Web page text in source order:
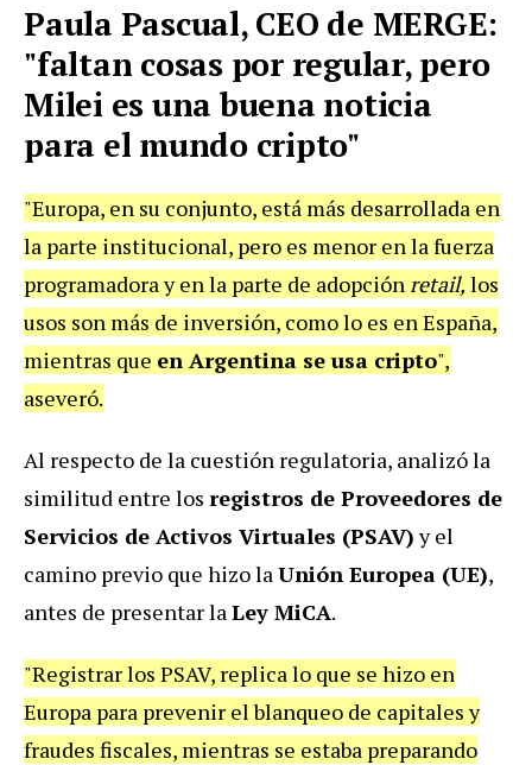
Paula Pascual, CEO de MERGE:
"faltan cosas por regular, pero
Milei es una buena noticia
para el mundo cripto"
"Europa, en su conjunto, está más desarrollada en
la parte institucional, pero es menor en la fuerza
programadora y en la parte de adopciónretail, los
usos son más de inversión, como lo es en España,
mientras que en Argentina se usa cripto",
aseveró.
Al respecto de la cuestión regulatoria, analizó la
similitud entre los registros de Proveedores de
Servicios de Activos Virtuales (PSAV)y el
camino previo que hizo laUnión Europea (UE),
antes de presentar laLey MiCA.
"Registrar los PSAV, replica lo que se hizo en
Europa para prevenir el blanqueo de capitales y
fraudes fiscales, mientras se estaba preparando